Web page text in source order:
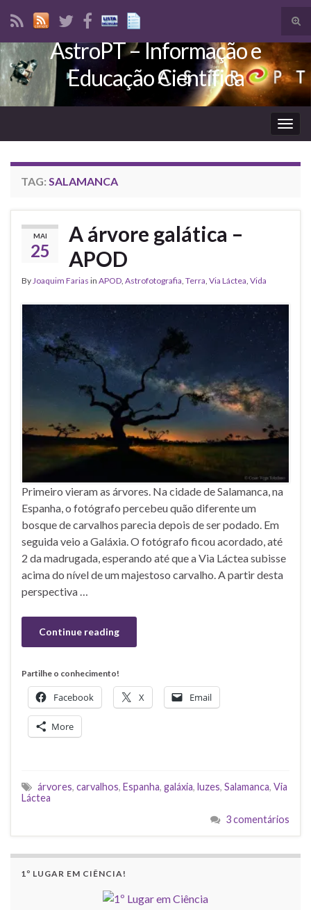
Search for:
AstroPT – Informação e
Educação Científica
TAG: SALAMANCA
MAI
25
A árvore galática –
APOD
ByJoaquim Farias in APOD, Astrofotografia, Terra, Via Láctea, Vida
Primeiro vieram as árvores. Na cidade de Salamanca, na
Espanha, o fotógrafo percebeu quão diferente um
bosque de carvalhos parecia depois de ser podado. Em
seguida veio a Galáxia. O fotógrafo ficou acordado, até
2 da madrugada, esperando até que a Via Láctea subisse
acima do nível de um majestoso carvalho. A partir desta
perspectiva …
Continue reading
Partilhe o conhecimento!
Facebook X Email
More
árvores, carvalhos, Espanha, galáxia, luzes, Salamanca, Via
Láctea
3 comentários
1º LUGAR EM CIÊNCIA!